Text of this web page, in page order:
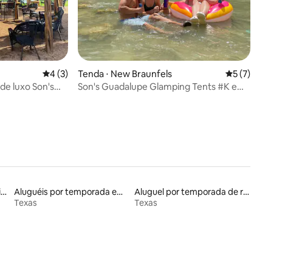
4 de uma avaliação média de 5, 3 avaliações
4 (3)
luxo Son's
Tenda ⋅ New Braunfels 5 de uma
5 (7)
Son's Guadalupe Glamping Tents #K e
Aluguel por temporada de iurtas
Aluguéis por temporada em resorts
Texas
Aluguel por temporada de ranchos
Texas